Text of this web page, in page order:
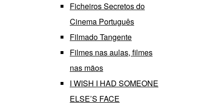
Ficheiros Secretos do
Cinema Português
Filmado Tangente
Filmes nas aulas, filmes
nas mãos
I WISH I HAD SOMEONE
ELSE’S FACE